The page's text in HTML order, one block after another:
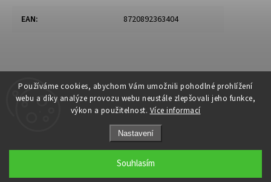
Používáme cookies, abychom Vám umožnili pohodlné prohlížení
webu a díky analýze provozu webu neustále zlepšovali jeho funkce,
výkon a použitelnost. Více informací
Nastavení
Souhlasím
EAN: 8720892363404